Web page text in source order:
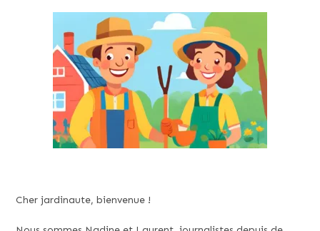
Cher jardinaute, bienvenue !